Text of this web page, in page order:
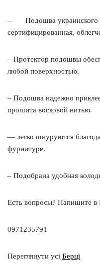
– Подошва украинского
сертифицированная,
– Протектор подошвы
любой поверхностью.
– Подошва надежно
прошита восковой нитью.
— легко шнуруются
фурнитуре.
– Подобрана удобная
Есть вопросы? Напишите в
0971235791
Переглянути усі Берці